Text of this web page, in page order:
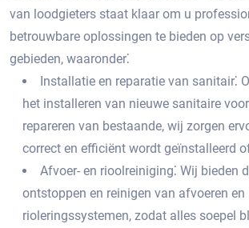
van loodgieters staat klaar om u
betrouwbare oplossingen te bieden op
gebieden, waaronder⁚
Installatie en reparatie van sanitair⁚
het installeren van nieuwe sanitaire
repareren van bestaande, wij zorgen
correct en efficiënt wordt geïnstalleerd
Afvoer- en rioolreiniging⁚ Wij bieden
ontstoppen en reinigen van afvoeren en
rioleringssystemen, zodat alles soepel